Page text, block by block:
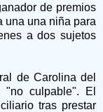
de premios
una una niña para
a dos sujetos
de Carolina del
"no culpable". El
tras prestar